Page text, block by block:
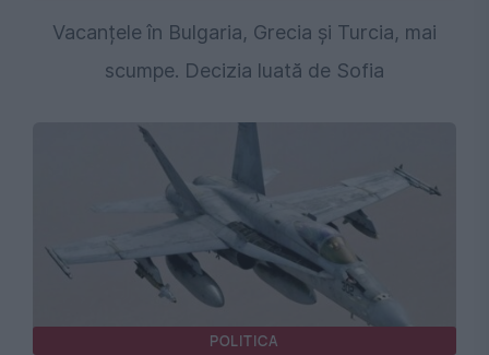
Vacanțele în Bulgaria, Grecia și Turcia, mai
scumpe. Decizia luată de Sofia
POLITICA